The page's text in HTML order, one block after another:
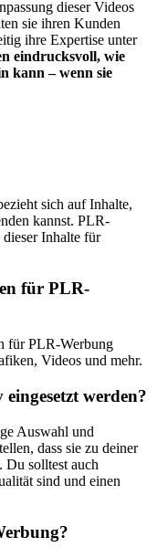
dieser Videos
sie ihren Kunden
ihre Expertise unter
eindrucksvoll, wie
kann – wenn sie
sich auf Inhalte,
kannst. PLR-
Inhalte für
für PLR-
für PLR-Werbung
Videos und mehr.
werden?
Auswahl und
dass sie zu deiner
Du solltest auch
sind und einen